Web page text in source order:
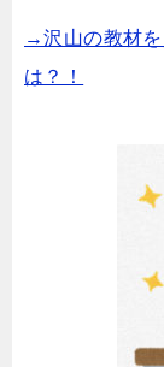
→沢山の教材を
は？！